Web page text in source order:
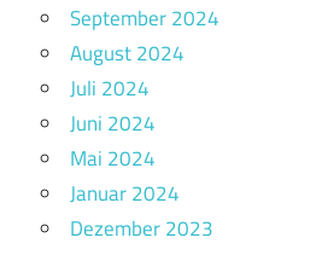
September 2024
August 2024
Juli 2024
Juni 2024
Mai 2024
Januar 2024
Dezember 2023